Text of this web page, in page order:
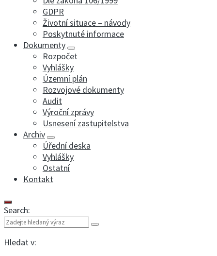
GDPR
Životní situace – návody
Poskytnuté informace
Dokumenty
Rozpočet
Vyhlášky
Územní plán
Rozvojové dokumenty
Audit
Výroční zprávy
Usnesení zastupitelstva
Archiv
Úřední deska
Vyhlášky
Ostatní
Kontakt
Search:
Hledat v: